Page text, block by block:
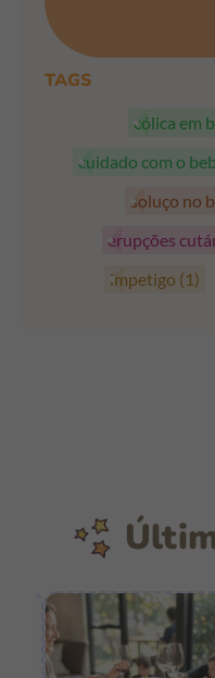
TAGS
cólica em
cuidado com o
soluço no
erupções
impetigo (1)